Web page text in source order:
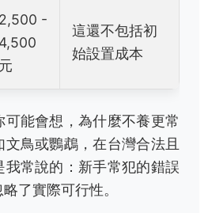
2,500 -
4,500
元
這還不包括初
始設置成本
能會想，為什麼不養更常
文鳥或鸚鵡，在台灣合法且
我常說的：新手常犯的錯誤
了實際可行性。